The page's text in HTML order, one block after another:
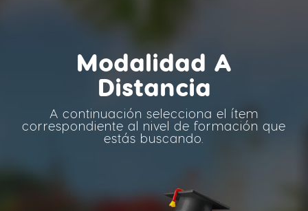
Modalidad A
Distancia
A continuación selecciona el ítem
correspondiente al nivel de formación que
estás buscando.